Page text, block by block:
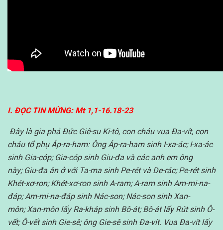
I. ĐỌC TIN MỪNG: Mt 1,1-16.18-23
Đây là gia phả Đức Giê-su Ki-tô, con cháu vua Đa-vít, con
cháu tổ phụ Áp-ra-ham: Ông Áp-ra-ham sinh I-xa-ác; I-xa-ác
sinh Gia-cóp; Gia-cóp sinh Giu-đa và các anh em ông
này; Giu-đa ăn ở với Ta-ma sinh Pe-rét và De-rác; Pe-rét sinh
Khét-xơ-ron; Khét-xơ-ron sinh A-ram; A-ram sinh Am-mi-na-
đáp; Am-mi-na-đáp sinh Nác-son; Nác-son sinh Xan-
môn; Xan-môn lấy Ra-kháp sinh Bô-át; Bô-át lấy Rút sinh Ô-
vết; Ô-vết sinh Gie-sê; ông Gie-sê sinh Đa-vít. Vua Đa-vít lấy